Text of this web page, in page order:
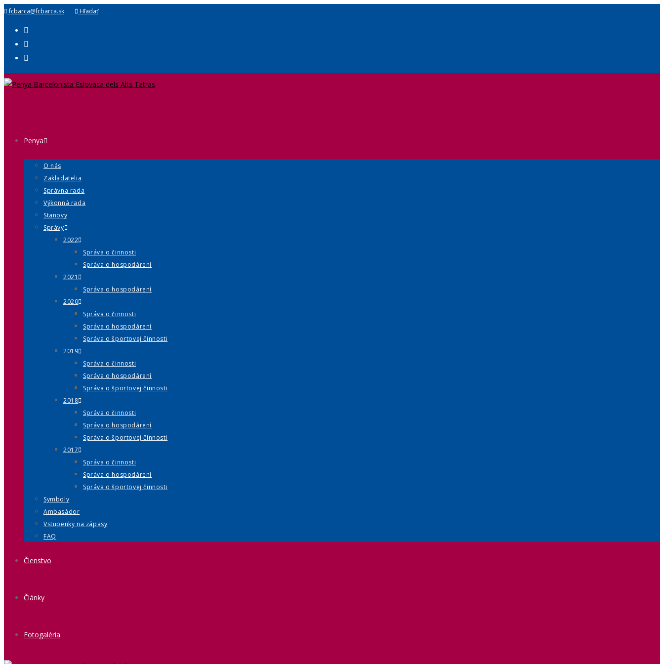
fcbarca@fcbarca.sk Hľadať
Penya
O nás
Zakladatelia
Správna rada
Výkonná rada
Stanovy
Správy
2022
Správa o činnosti
Správa o hospodárení
2021
Správa o hospodárení
2020
Správa o činnosti
Správa o hospodárení
Správa o športovej činnosti
2019
Správa o činnosti
Správa o hospodárení
Správa o športovej činnosti
2018
Správa o činnosti
Správa o hospodárení
Správa o športovej činnosti
2017
Správa o činnosti
Správa o hospodárení
Správa o športovej činnosti
Symboly
Ambasádor
Vstupenky na zápasy
FAQ
Členstvo
Články
Fotogaléria